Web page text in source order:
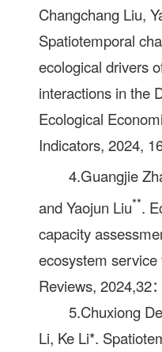
Changchang Liu,
Spatiotemporal
ecological drivers
interactions in the
Ecological
Indicators, 2024,
4.Guangjie
and Yaojun Liu**.
capacity
ecosystem
Reviews, 2024,32
5.Chuxiong
Li, Ke Li*.